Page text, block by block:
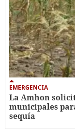
EMERGENCIA
La Amhon
municipales
sequía